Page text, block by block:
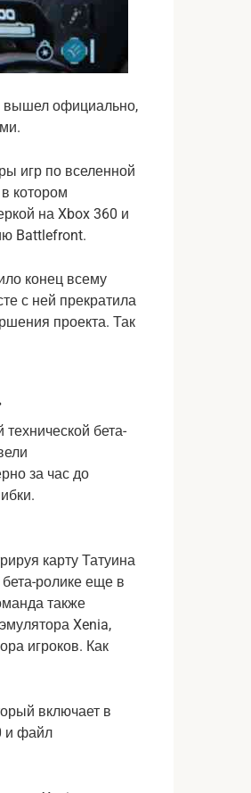
вышел официально,
игр по вселенной
котором
на Xbox 360 и
Battlefront.
конец всему
с ней прекратила
проекта. Так
бета-
за час до
карту Татуина
ролике еще в
также
Xenia,
игроков. Как
включает в
и файл